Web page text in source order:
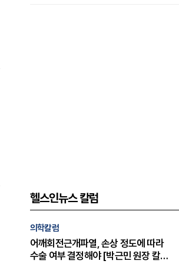
헬스인뉴스 칼럼
의학칼럼
어깨회전근개파열, 손상 정도에 따라
수술 여부 결정해야 [박근민 원장 칼